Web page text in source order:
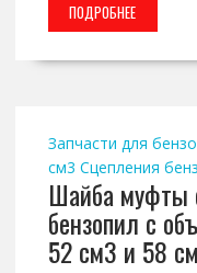
ПОДРОБНЕЕ
Запчасти для
см3 Сцепления
Шайба муфты
бензопил с
52 см3 и 58